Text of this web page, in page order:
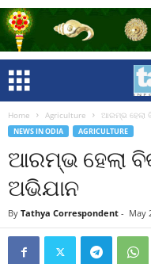
Home Agriculture ଆରମ୍ଭ ହେଲା
NEWS IN ODIA AGRICULTURE
ଆରମ୍ଭ ହେଲା
ଅଭିଯାନ
By Tathya Correspondent - May